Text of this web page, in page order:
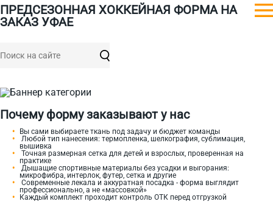
ПРЕДСЕЗОННАЯ ХОККЕЙНАЯ ФОРМА НА
ЗАКАЗ УФАЕ
Почему форму заказывают у нас
Вы сами выбираете ткань под задачу и бюджет команды
Любой тип нанесения: термопленка, шелкография, сублимация,
вышивка
Точная размерная сетка для детей и взрослых, проверенная на
практике
Дышащие спортивные материалы без усадки и выгорания:
микрофибра, интерлок, футер, сетка и другие
Современные лекала и аккуратная посадка - форма выглядит
профессионально, а не «массовкой»
Каждый комплект проходит контроль ОТК перед отгрузкой